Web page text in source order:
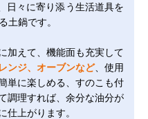
日々に寄り添う生活道具を
土鍋です。
加えて、機能面も充実して
ンジ、オーブンなど、使用
単に楽しめる、すのこも付
調理すれば、余分な油分が
仕上がります。